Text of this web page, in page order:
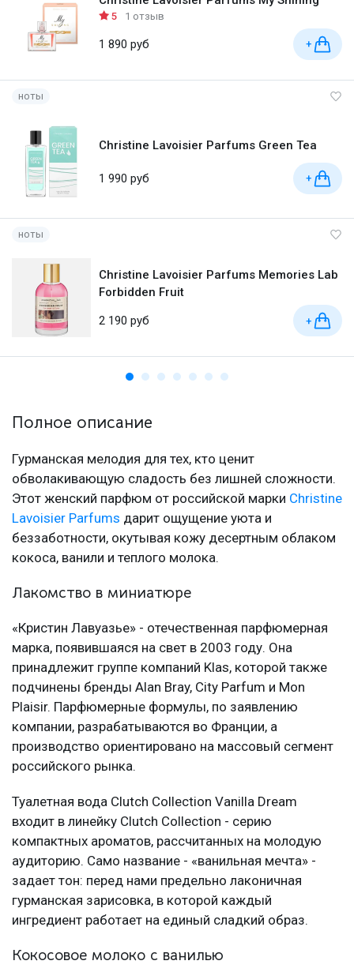
5 1 отзыв
1 890 руб +
ноты
Christine Lavoisier Parfums Green Tea
1 990 руб +
ноты
Christine Lavoisier Parfums Memories Lab
Forbidden Fruit
2 190 руб
+
Полное описание
Гурманская мелодия для тех, кто ценит
обволакивающую сладость без лишней сложности.
Этот женский парфюм от российской марки Christine
Lavoisier Parfums дарит ощущение уюта и
беззаботности, окутывая кожу десертным облаком
кокоса, ванили и теплого молока.
Лакомство в миниатюре
«Кристин Лавуазье» - отечественная парфюмерная
марка, появившаяся на свет в 2003 году. Она
принадлежит группе компаний Klas, которой также
подчинены бренды Alan Bray, City Parfum и Mon
Plaisir. Парфюмерные формулы, по заявлению
компании, разрабатываются во Франции, а
производство ориентировано на массовый сегмент
российского рынка.
Туалетная вода Clutch Collection Vanilla Dream
входит в линейку Clutch Collection - серию
компактных ароматов, рассчитанных на молодую
аудиторию. Само название - «ванильная мечта» -
задает тон: перед нами предельно лаконичная
гурманская зарисовка, в которой каждый
ингредиент работает на единый сладкий образ.
Кокосовое молоко с ванилью